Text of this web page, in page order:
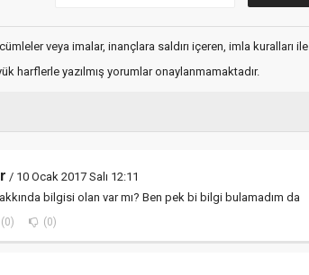
veya imalar, inançlara saldırı içeren, imla kuralları ile
harflerle yazılmış yorumlar onaylanmamaktadır.
/ 10 Ocak 2017 Salı 12:11
bilgisi olan var mı? Ben pek bi bilgi bulamadım da
(0) (0)